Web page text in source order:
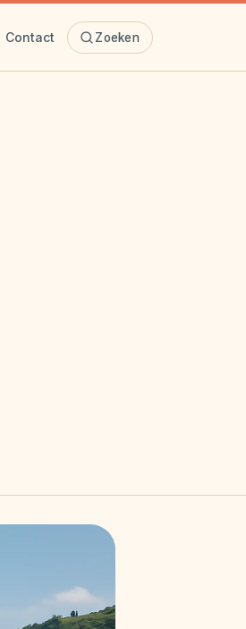
Contact Zoeken